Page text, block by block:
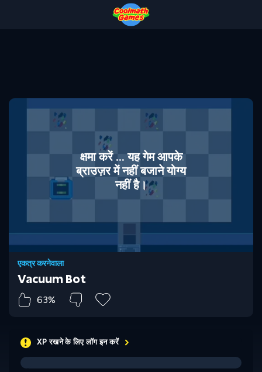
क्षमा करें ... यह गेम आपके
ब्राउज़र में नहीं बजाने योग्य
नहीं है।
एकत्र करनेवाला
Vacuum Bot
63%
XP रखने के लिए लॉग इन करें